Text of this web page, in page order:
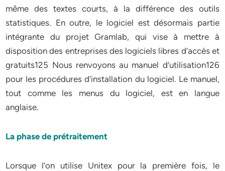
même des textes courts, à la différence des outils
statistiques. En outre, le logiciel est désormais partie
intégrante du projet Gramlab, qui vise à mettre à
disposition des entreprises des logiciels libres d’accès et
gratuits125 Nous renvoyons au manuel d’utilisation126
pour les procédures d’installation du logiciel. Le manuel,
tout comme les menus du logiciel, est en langue
anglaise.
La phase de prétraitement
Lorsque l’on utilise Unitex pour la première fois, le